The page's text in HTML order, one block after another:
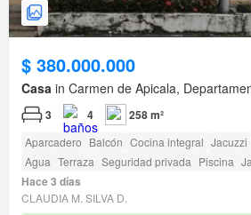
$ 380.000.000
Casa in Carmen de Apicala,
3 4 258 m²
Aparcadero Balcón Cocina integral Jacuzzi
Agua Terraza Seguridad privada Piscina
Hace 3 días
CLAUDIA M. SILVA D.